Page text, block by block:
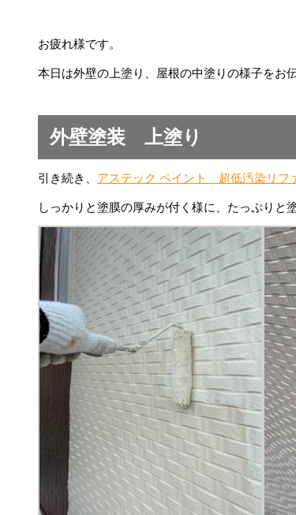
お疲れ様です。
本日は外壁の上塗り、屋根の中塗りの様子をお
外壁塗装 上塗り
引き続き、 アステック ペイント 超低汚染リフ
しっかりと塗膜の厚みが付く様に、たっぷりと